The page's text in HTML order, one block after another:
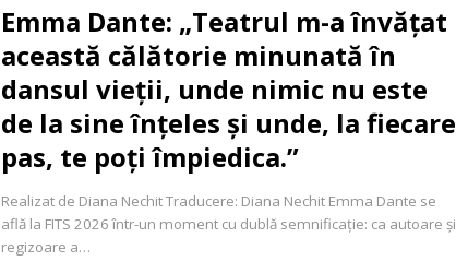
Emma Dante: „Teatrul m-a învățat
această călătorie minunată în
dansul vieții, unde nimic nu este
de la sine înțeles și unde, la fiecare
pas, te poți împiedica.”
Realizat de Diana Nechit Traducere: Diana Nechit Emma Dante se
află la FITS 2026 într-un moment cu dublă semnificație: ca autoare și
regizoare a…